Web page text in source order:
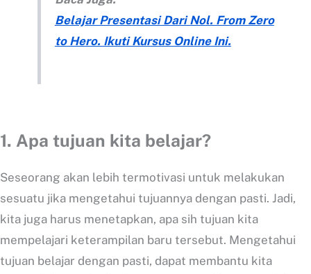
Belajar Presentasi Dari Nol. From Zero
to Hero. Ikuti Kursus Online Ini.
1. Apa tujuan kita belajar?
Seseorang akan lebih termotivasi untuk melakukan
sesuatu jika mengetahui tujuannya dengan pasti. Jadi,
kita juga harus menetapkan, apa sih tujuan kita
mempelajari keterampilan baru tersebut. Mengetahui
tujuan belajar dengan pasti, dapat membantu kita